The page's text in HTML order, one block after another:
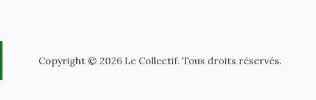
Copyright © 2026 Le Collectif. Tous droits réservés.